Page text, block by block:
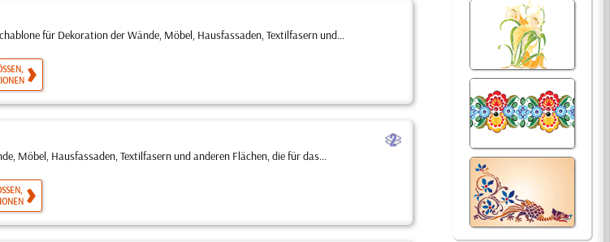
für Dekoration der Wände, Möbel, Hausfassaden, Textilfasern und...
b
Möbel, Hausfassaden, Textilfasern und anderen Flächen, die für das...